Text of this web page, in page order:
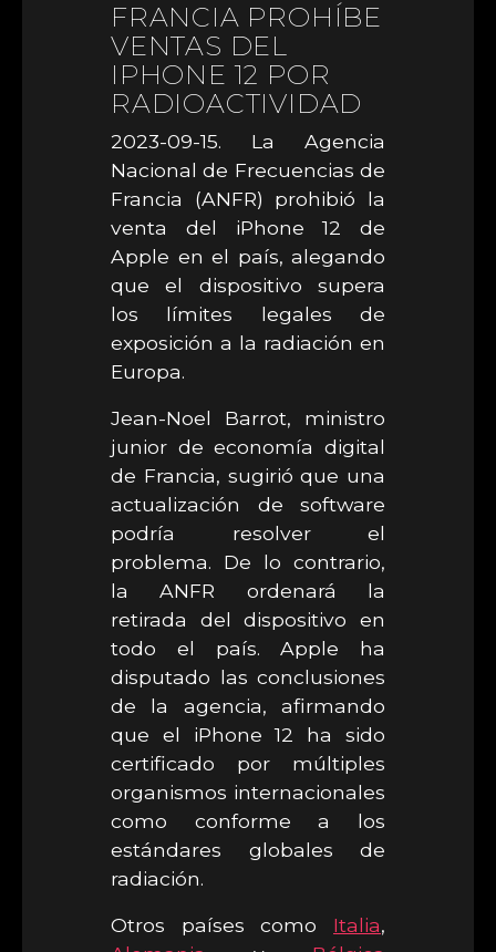
FRANCIA PROHÍBE
VENTAS DEL
IPHONE 12 POR
RADIOACTIVIDAD
2023-09-15. La Agencia
Nacional de Frecuencias de
Francia (ANFR) prohibió la
venta del iPhone 12 de
Apple en el país, alegando
que el dispositivo supera
los límites legales de
exposición a la radiación en
Europa.
Jean-Noel Barrot, ministro
junior de economía digital
de Francia, sugirió que una
actualización de software
podría resolver el
problema. De lo contrario,
la ANFR ordenará la
retirada del dispositivo en
todo el país. Apple ha
disputado las conclusiones
de la agencia, afirmando
que el iPhone 12 ha sido
certificado por múltiples
organismos internacionales
como conforme a los
estándares globales de
radiación.
Otros países como Italia,